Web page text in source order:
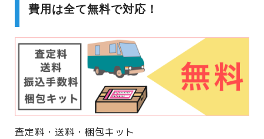
費用は全て無料で対応！
査定料・送料・梱包キット